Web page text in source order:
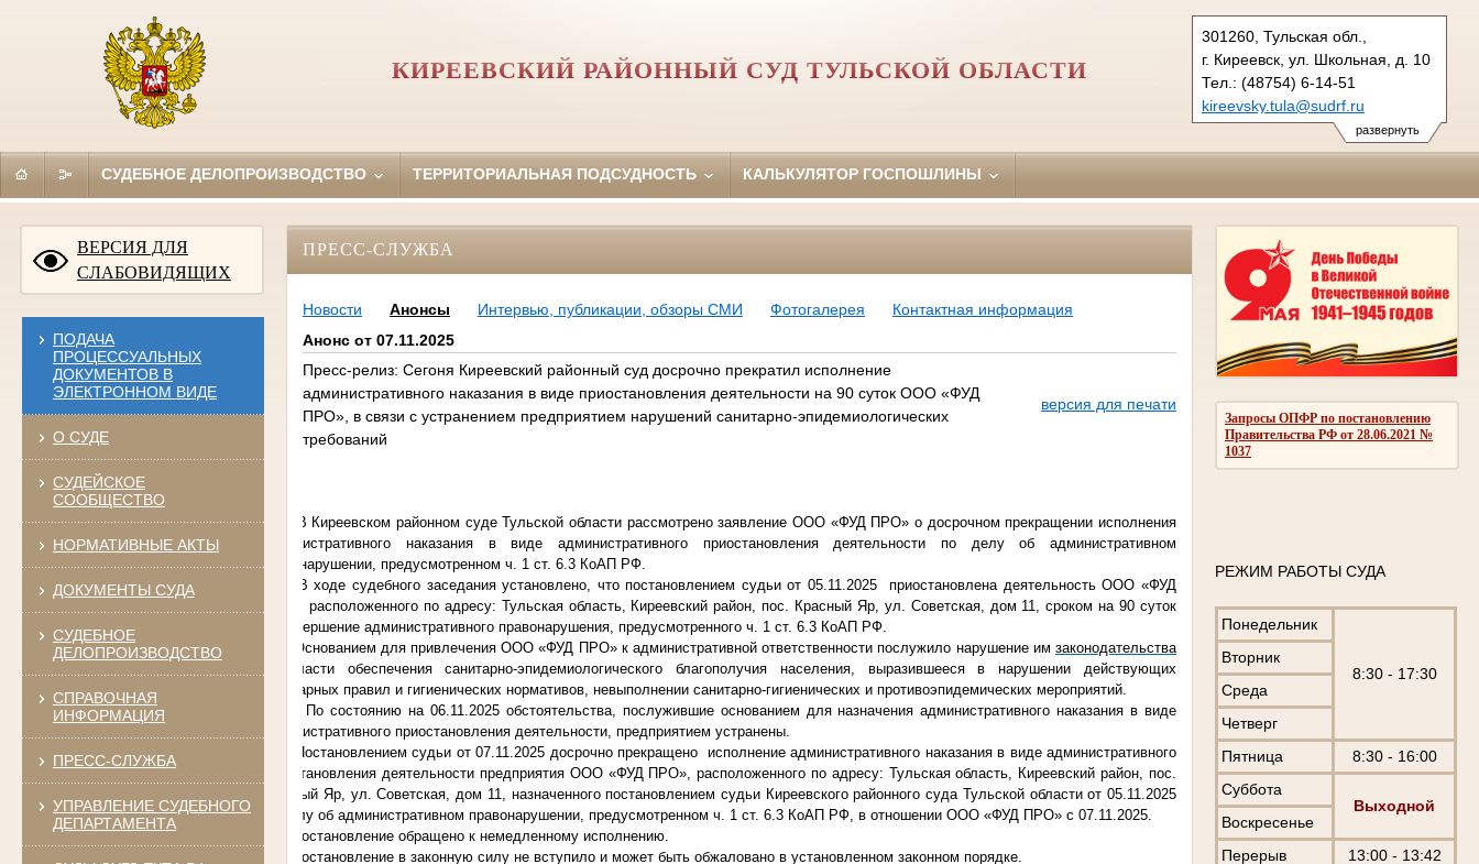
развернуть
301260, Тульская обл.,
г. Киреевск, ул. Школьная, д. 10
Тел.: (48754) 6-14-51
kireevsky.tula@sudrf.ru
КИРЕЕВСКИЙ РАЙОННЫЙ СУД ТУЛЬСКОЙ ОБЛАСТИ
СУДЕБНОЕ ДЕЛОПРОИЗВОДСТВО ТЕРРИТОРИАЛЬНАЯ ПОДСУДНОСТЬ КАЛЬКУЛЯТОР ГОСПОШЛИНЫ
ВЕРСИЯ ДЛЯ
СЛАБОВИДЯЩИХ
ПОДАЧА
ПРОЦЕССУАЛЬНЫХ
ДОКУМЕНТОВ В
ЭЛЕКТРОННОМ ВИДЕ
О СУДЕ
СУДЕЙСКОЕ
СООБЩЕСТВО
НОРМАТИВНЫЕ АКТЫ
ДОКУМЕНТЫ СУДА
СУДЕБНОЕ
ДЕЛОПРОИЗВОДСТВО
СПРАВОЧНАЯ
ИНФОРМАЦИЯ
ПРЕСС-СЛУЖБА
УПРАВЛЕНИЕ СУДЕБНОГО
ДЕПАРТАМЕНТА
Запросы ОПФР по постановлению
Правительства РФ от 28.06.2021 №
1037
РЕЖИМ РАБОТЫ СУДА
Понедельник
8:30 - 17:30
Вторник
Среда
Четверг
Пятница
8:30 - 16:00
Суббота
Выходной
Воскресенье
Перерыв
13:00 - 13:42
ПРЕСС-СЛУЖБА
Новости Анонсы Интервью, публикации, обзоры СМИ Фотогалерея
Контактная информация
Анонс от 07.11.2025
Пресс-релиз: Сегоня Киреевский районный суд досрочно прекратил исполнение
административного наказания в виде приостановления деятельности на 90 суток ООО «ФУД
ПРО», в связи с устранением предприятием нарушений санитарно-эпидемиологических
требований
версия для печати
В Киреевском районном суде Тульской области рассмотрено заявление ООО «ФУД ПРО» о досрочном прекращении исполнения
административного наказания в виде административного приостановления деятельности по делу об административном
правонарушении, предусмотренном ч. 1 ст. 6.3 КоАП РФ.
В ходе судебного заседания установлено, что постановлением судьи от 05.11.2025 приостановлена деятельность ООО «ФУД
ПРО», расположенного по адресу: Тульская область, Киреевский район, пос. Красный Яр, ул. Советская, дом 11, сроком на 90 суток
за совершение административного правонарушения, предусмотренного ч. 1 ст. 6.3 КоАП РФ.
Основанием для привлечения ООО «ФУД ПРО» к административной ответственности послужило нарушение им законодательства
в области обеспечения санитарно-эпидемиологического благополучия населения, выразившееся в нарушении действующих
санитарных правил и гигиенических нормативов, невыполнении санитарно-гигиенических и противоэпидемических мероприятий.
По состоянию на 06.11.2025 обстоятельства, послужившие основанием для назначения административного наказания в виде
административного приостановления деятельности, предприятием устранены.
Постановлением судьи от 07.11.2025 досрочно прекращено исполнение административного наказания в виде административного
приостановления деятельности предприятия ООО «ФУД ПРО», расположенного по адресу: Тульская область, Киреевский район, пос.
Красный Яр, ул. Советская, дом 11, назначенного постановлением судьи Киреевского районного суда Тульской области от 05.11.2025
по делу об административном правонарушении, предусмотренном ч. 1 ст. 6.3 КоАП РФ, в отношении ООО «ФУД ПРО» с 07.11.2025.
Постановление обращено к немедленному исполнению.
Постановление в законную силу не вступило и может быть обжаловано в установленном законном порядке.